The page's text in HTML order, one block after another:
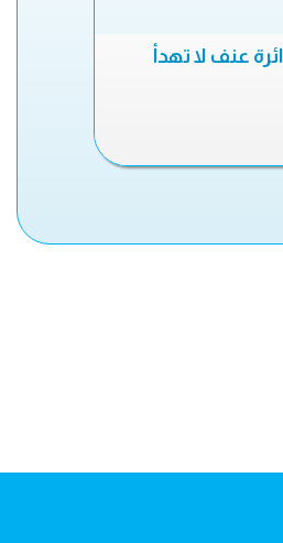
عنف لا تهدأ